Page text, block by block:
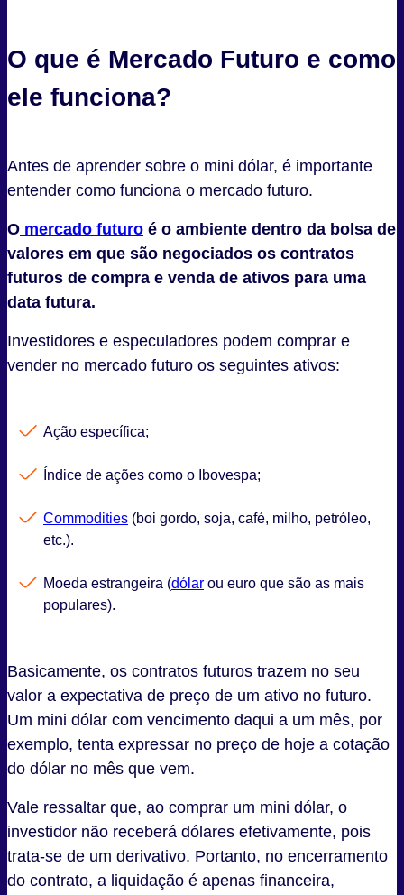
O que é Mercado Futuro e como
ele funciona?
Antes de aprender sobre o mini dólar, é importante
entender como funciona o mercado futuro.
O mercado futuro é o ambiente dentro da bolsa de
valores em que são negociados os contratos
futuros de compra e venda de ativos para uma
data futura.
Investidores e especuladores podem comprar e
vender no mercado futuro os seguintes ativos:
Ação específica;
Índice de ações como o Ibovespa;
Commodities (boi gordo, soja, café, milho, petróleo,
etc.).
Moeda estrangeira (dólar ou euro que são as mais
populares).
Basicamente, os contratos futuros trazem no seu
valor a expectativa de preço de um ativo no futuro.
Um mini dólar com vencimento daqui a um mês, por
exemplo, tenta expressar no preço de hoje a cotação
do dólar no mês que vem.
Vale ressaltar que, ao comprar um mini dólar, o
investidor não receberá dólares efetivamente, pois
trata-se de um derivativo. Portanto, no encerramento
do contrato, a liquidação é apenas financeira,